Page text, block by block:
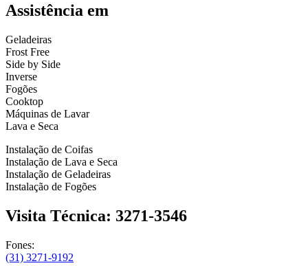
Assistência em
Geladeiras
Frost Free
Side by Side
Inverse
Fogões
Cooktop
Máquinas de Lavar
Lava e Seca
Instalação de Coifas
Instalação de Lava e Seca
Instalação de Geladeiras
Instalação de Fogões
Visita Técnica: 3271-3546
Fones:
(31) 3271-9192